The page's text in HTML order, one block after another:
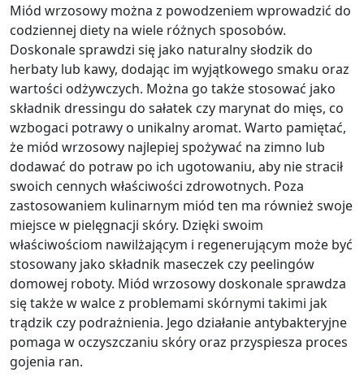
Miód wrzosowy można z powodzeniem wprowadzić do
codziennej diety na wiele różnych sposobów.
Doskonale sprawdzi się jako naturalny słodzik do
herbaty lub kawy, dodając im wyjątkowego smaku oraz
wartości odżywczych. Można go także stosować jako
składnik dressingu do sałatek czy marynat do mięs, co
wzbogaci potrawy o unikalny aromat. Warto pamiętać,
że miód wrzosowy najlepiej spożywać na zimno lub
dodawać do potraw po ich ugotowaniu, aby nie stracił
swoich cennych właściwości zdrowotnych. Poza
zastosowaniem kulinarnym miód ten ma również swoje
miejsce w pielęgnacji skóry. Dzięki swoim
właściwościom nawilżającym i regenerującym może być
stosowany jako składnik maseczek czy peelingów
domowej roboty. Miód wrzosowy doskonale sprawdza
się także w walce z problemami skórnymi takimi jak
trądzik czy podrażnienia. Jego działanie antybakteryjne
pomaga w oczyszczaniu skóry oraz przyspiesza proces
gojenia ran.